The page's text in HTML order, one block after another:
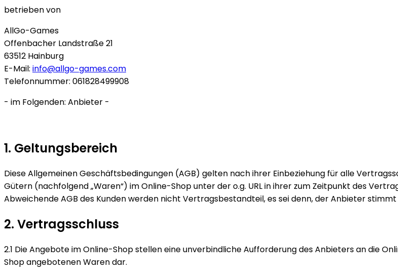
betrieben von
AllGo-Games
Offenbacher Landstraße 21
63512 Hainburg
E-Mail: info@allgo-games.com
Telefonnummer: 061828499908
- im Folgenden: Anbieter -
1. Geltungsbereich
Diese Allgemeinen Geschäftsbedingungen (AGB) gelten nach ihrer Einbeziehung für alle
Gütern (nachfolgend „Waren“) im Online-Shop unter der o.g. URL in ihrer zum Zeitpunkt des
Abweichende AGB des Kunden werden nicht Vertragsbestandteil, es sei denn, der Anbieter stimmt
2. Vertragsschluss
2.1 Die Angebote im Online-Shop stellen eine unverbindliche Aufforderung des Anbieters an die
Shop angebotenen Waren dar.